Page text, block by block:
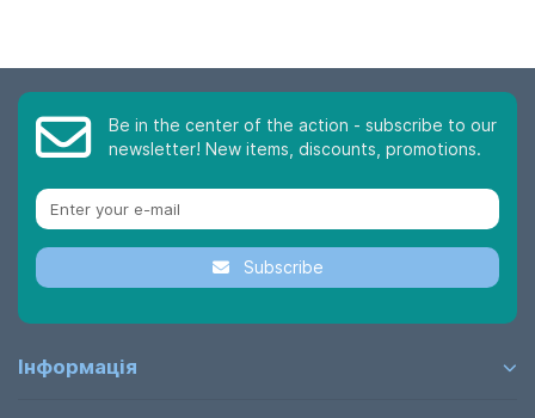
Be in the center of the action - subscribe to our
newsletter! New items, discounts, promotions.
Subscribe
Інформація